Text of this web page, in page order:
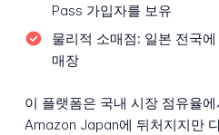
Pass 가입자를 보유
물리적 소매점: 일본 전국
매장
이 플랫폼은 국내 시장 점유율
Amazon Japan에 뒤처지지만